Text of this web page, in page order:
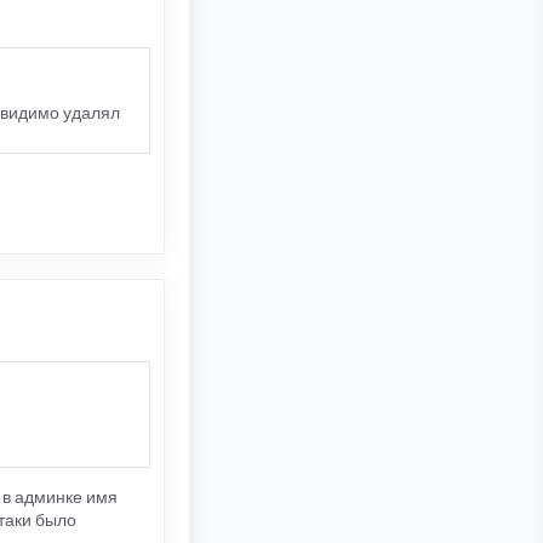
видимо удалял
в админке имя
было